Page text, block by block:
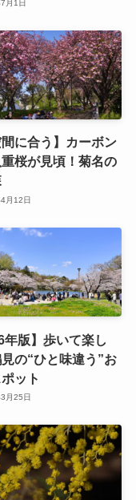
月1日
間に合う】カーボン
桜が見頃！菊名の
月12日
年版】歩いて楽し
の“ひと味違う”お
ット
月25日